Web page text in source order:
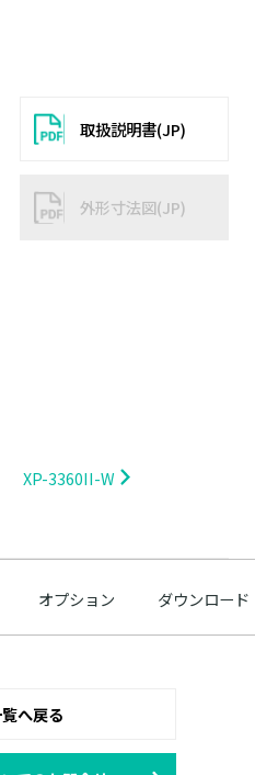
取扱説明書(JP)
外形寸法図(JP)
XP-3360II-W
オプション ダウンロード
へ戻る